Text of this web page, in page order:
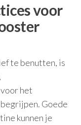
voor
te benutten, is
het
Goede
kunnen je